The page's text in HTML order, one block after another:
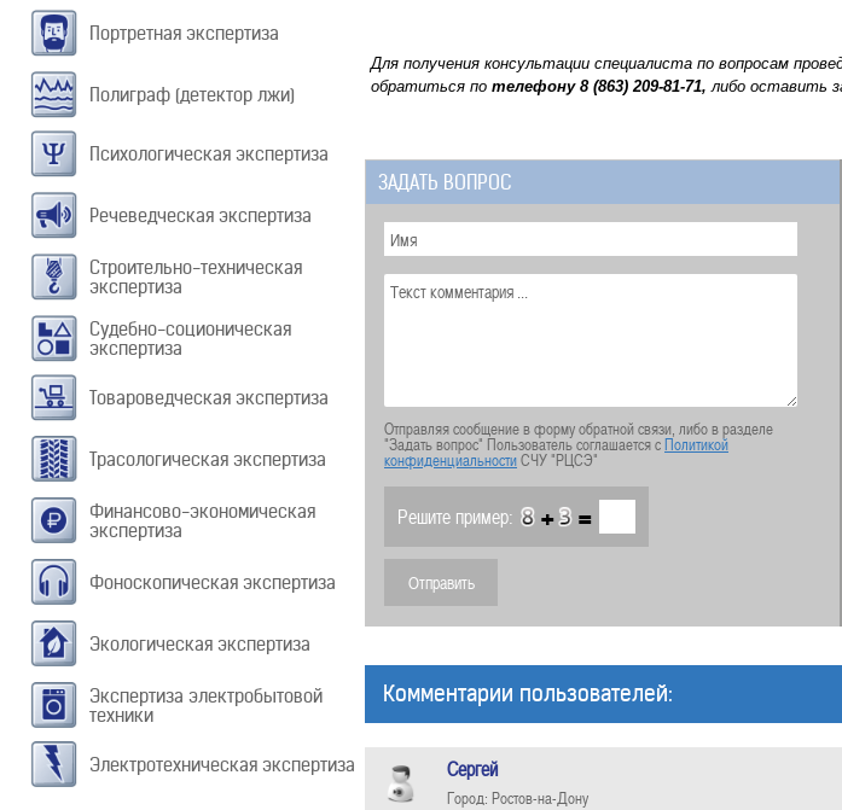
Портретная экспертиза
Полиграф (детектор лжи)
Психологическая экспертиза
Речеведческая экспертиза
Строительно-техническая
экспертиза
Судебно-соционическая
экспертиза
Товароведческая экспертиза
Трасологическая экспертиза
Финансово-экономическая
экспертиза
Фоноскопическая экспертиза
Экологическая экспертиза
Экспертиза электробытовой
техники
Электротехническая экспертиза
Для получения консультации специалиста по вопросам
обратиться по телефону 8 (863) 209-81-71, либо оставить
ЗАДАТЬ ВОПРОС
Отправляя сообщение в форму обратной связи, либо в разделе
"Задать вопрос" Пользователь соглашается сПолитикой
конфиденциальностиСЧУ "РЦСЭ"
Решите пример: + =
Комментарии пользователей:
Сергей
Город: Ростов-на-Дону